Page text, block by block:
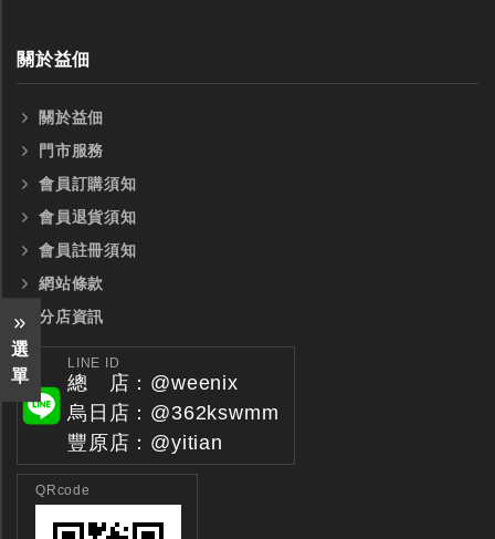
選
單
關於益佃
關於益佃
門市服務
會員訂購須知
會員退貨須知
會員註冊須知
網站條款
分店資訊
LINE ID
總 店：@weenix
烏日店：@362kswmm
豐原店：@yitian
QRcode